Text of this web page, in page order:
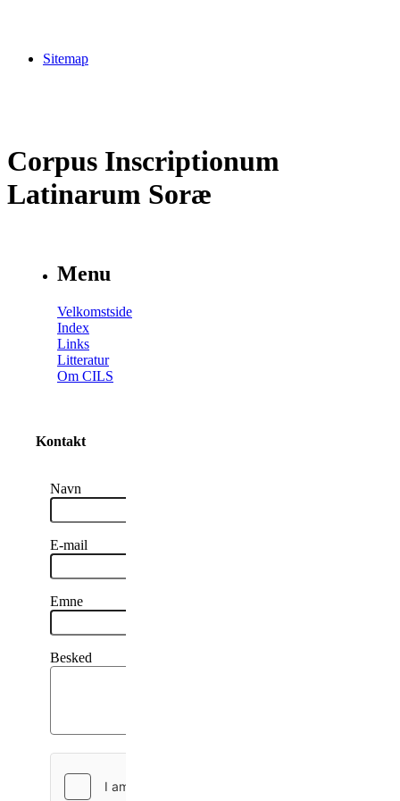
Sitemap
Corpus Inscriptionum
Latinarum Soræ
Menu
Velkomstside
Index
Links
Litteratur
Om CILS
Kontakt
Navn
E-mail
Emne
Besked